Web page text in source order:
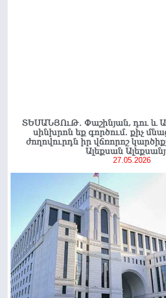
ՏԵՍԱՆՅՈւԹ․ Փաշինյան, դու և
սինխրոն եք գործում․ քիչ
ժողովուրդն իր վճռորոշ
Ալեքսան
27.05.2026